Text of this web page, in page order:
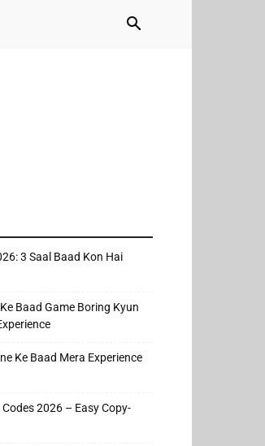
3 Saal Baad Kon Hai
Baad Game Boring Kyun
Ke Baad Mera Experience
Codes 2026 – Easy Copy-